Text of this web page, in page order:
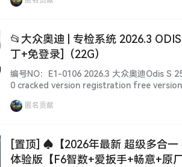
📂大众奥迪 | 专检系统 2026.3
丁+免登录]（22G）
编号NO：E1-0106 2026.3 大众奥迪Odis S
0 cracked version registration free version
匿名贡献
[置顶] ♠【2026年最新 超级多合一
体验版【F6智数+爱扳手+畅意+原